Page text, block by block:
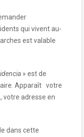
qui vivent au-
est valable
» est de
Apparaît votre
votre adresse en
dans cette